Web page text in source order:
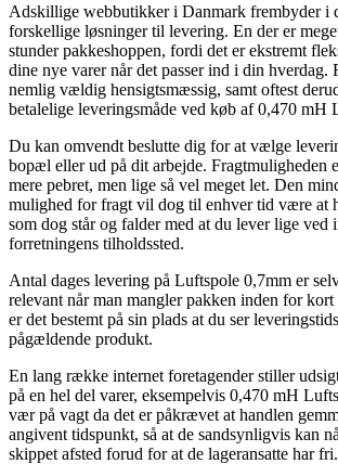
Adskillige webbutikker i Danmark frembyder i
forskellige løsninger til levering. En der er
stunder pakkeshoppen, fordi det er ekstremt
dine nye varer når det passer ind i din hverdag.
nemlig vældig hensigtsmæssig, samt oftest
betalelige leveringsmåde ved køb af 0,470 mH
Du kan omvendt beslutte dig for at vælge
bopæl eller ud på dit arbejde. Fragtmuligheden
mere pebret, men lige så vel meget let. Den
mulighed for fragt vil dog til enhver tid være at
som dog står og falder med at du lever lige ved
forretningens tilholdssted.
Antal dages levering på Luftspole 0,7mm er
relevant når man mangler pakken inden for kort
er det bestemt på sin plads at du ser
pågældende produkt.
En lang række internet foretagender stiller
på en hel del varer, eksempelvis 0,470 mH
vær på vagt da det er påkrævet at handlen
angivent tidspunkt, så at de sandsynligvis kan
skippet afsted forud for at de lageransatte har fri.